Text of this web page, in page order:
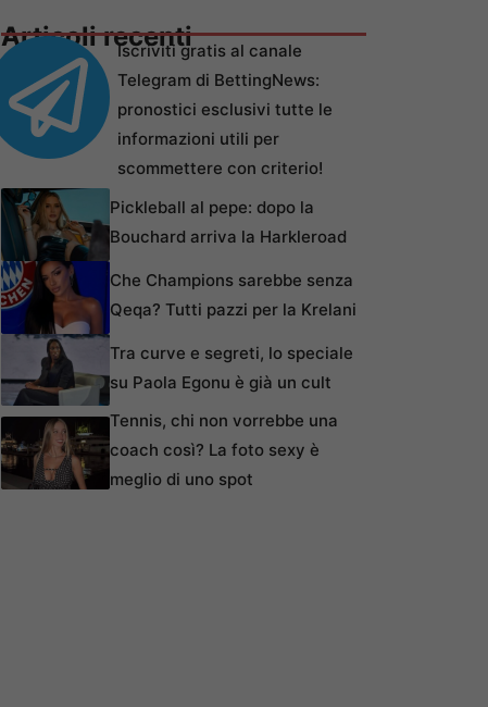
Articoli recentiIscriviti gratis al canale
Telegram di BettingNews:
pronostici esclusivi tutte le
informazioni utili per
scommettere con criterio!
Pickleball al pepe: dopo la
Bouchard arriva la Harkleroad
Che Champions sarebbe senza
Qeqa? Tutti pazzi per la Krelani
Tra curve e segreti, lo speciale
su Paola Egonu è già un cult
Tennis, chi non vorrebbe una
coach così? La foto sexy è
meglio di uno spot